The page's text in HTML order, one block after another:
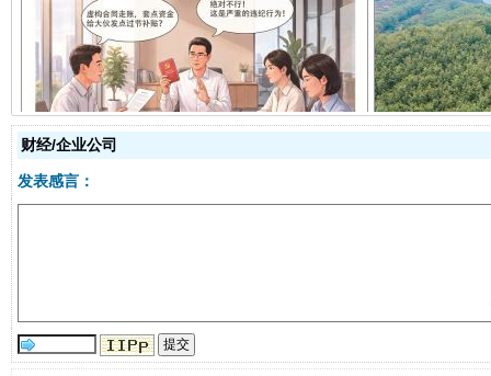
揭开“小金库”的免责幌子
财经/企业公司
发表感言：